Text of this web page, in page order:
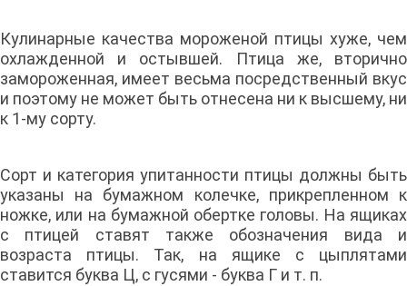
Кулинарные качества мороженой птицы хуже, чем
охлажденной и остывшей. Птица же, вторично
замороженная, имеет весьма посредственный вкус
и поэтому не может быть отнесена ни к высшему, ни
к 1-му сорту.
Сорт и категория упитанности птицы должны быть
указаны на бумажном колечке, прикрепленном к
ножке, или на бумажной обертке головы. На ящиках
с птицей ставят также обозначения вида и
возраста птицы. Так, на ящике с цыплятами
ставится буква Ц, с гусями - буква Г и т. п.